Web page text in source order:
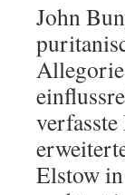
John
Allegorie
Elstow